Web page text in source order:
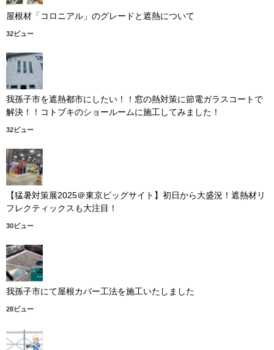
屋根材「コロニアル」のグレードと遮熱について
32ビュー
我孫子市を遮熱都市にしたい！！窓の熱対策に節電ガラスコートで
解決！！コトブキのショールームに施工してみました！
32ビュー
【猛暑対策展2025＠東京ビッグサイト】初日から大盛況！遮熱材リ
フレクティックスも大注目！
30ビュー
我孫子市にて屋根カバー工法を施工いたしました
28ビュー